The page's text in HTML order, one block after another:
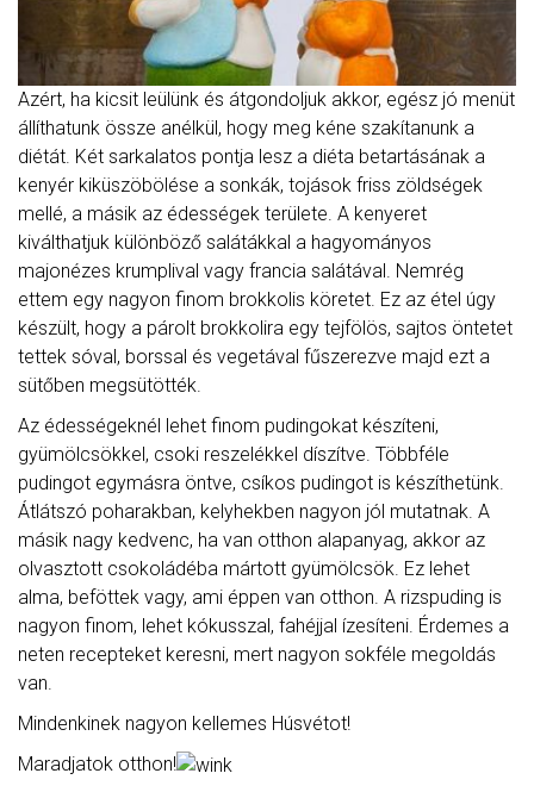
Azért, ha kicsit leülünk és átgondoljuk akkor, egész jó menüt
állíthatunk össze anélkül, hogy meg kéne szakítanunk a
diétát. Két sarkalatos pontja lesz a diéta betartásának a
kenyér kiküszöbölése a sonkák, tojások friss zöldségek
mellé, a másik az édességek területe. A kenyeret
kiválthatjuk különböző salátákkal a hagyományos
majonézes krumplival vagy francia salátával. Nemrég
ettem egy nagyon finom brokkolis köretet. Ez az étel úgy
készült, hogy a párolt brokkolira egy tejfölös, sajtos öntetet
tettek sóval, borssal és vegetával fűszerezve majd ezt a
sütőben megsütötték.
Az édességeknél lehet finom pudingokat készíteni,
gyümölcsökkel, csoki reszelékkel díszítve. Többféle
pudingot egymásra öntve, csíkos pudingot is készíthetünk.
Átlátszó poharakban, kelyhekben nagyon jól mutatnak. A
másik nagy kedvenc, ha van otthon alapanyag, akkor az
olvasztott csokoládéba mártott gyümölcsök. Ez lehet
alma, beföttek vagy, ami éppen van otthon. A rizspuding is
nagyon finom, lehet kókusszal, fahéjjal ízesíteni. Érdemes a
neten recepteket keresni, mert nagyon sokféle megoldás
van.
Mindenkinek nagyon kellemes Húsvétot!
Maradjatok otthon!